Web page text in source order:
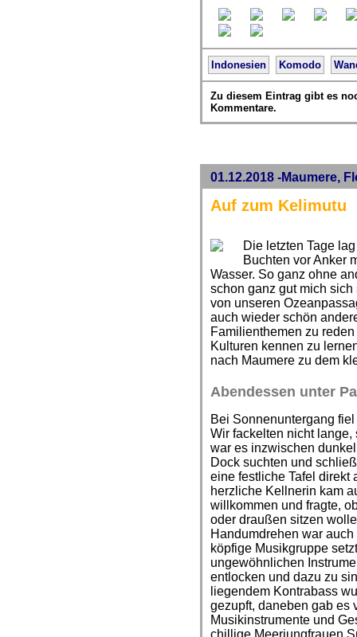
Indonesien Komodo
Zu diesem Eintrag gibt es
Kommentare.
01.12.2018 -Maumere,
Auf zum Kelimutu
Die letzten Tage
Buchten vor Anker
Wasser. So ganz ohne
schon ganz gut mich
von unseren
auch wieder schön
Familienthemen zu
Kulturen kennen zu
nach Maumere zu dem
Abendessen unter
Bei Sonnenuntergang
Wir fackelten nicht lange,
war es inzwischen
Dock suchten und
eine festliche Tafel direkt
herzliche Kellnerin kam
willkommen und fragte,
oder draußen sitzen
Handumdrehen war
köpfige Musikgruppe
ungewöhnlichen
entlocken und dazu zu
liegendem Kontrabass
gezupft, daneben gab es
Musikinstrumente und
chillige Meerjungfrauen